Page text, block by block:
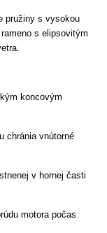
pružiny s vysokou
s elipsovitým
koncovým
chránia vnútorné
v hornej časti
motora počas